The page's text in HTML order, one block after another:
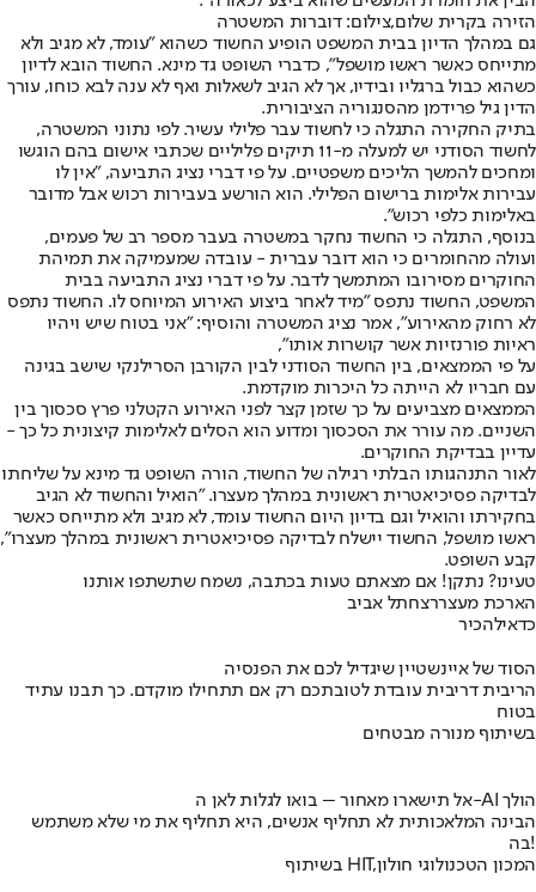
הזירה בקרית שלום,צילום: דוברות המשטרה
גם במהלך הדיון בבית המשפט הופיע החשוד כשהוא "עומד, לא מגיב ולא
מתייחס כאשר ראשו מושפל", כדברי השופט גד מינא. החשוד הובא לדיון
כשהוא כבול ברגליו ובידיו, אך לא הגיב לשאלות ואף לא ענה לבא כוחו, עורך
הדין גיל פרידמן מהסנגוריה הציבורית.
בתיק החקירה התגלה כי לחשוד עבר פלילי עשיר. לפי נתוני המשטרה,
לחשוד הסודני יש למעלה מ-11 תיקים פליליים שכתבי אישום בהם הוגשו
ומחכים להמשך הליכים משפטיים. על פי דברי נציג התביעה, "אין לו
עבירות אלימות ברישום הפלילי. הוא הורשע בעבירות רכוש אבל מדובר
באלימות כלפי רכוש".
בנוסף, התגלה כי החשוד נחקר במשטרה בעבר מספר רב של פעמים,
ועולה מהחומרים כי הוא דובר עברית - עובדה שמעמיקה את תמיהת
החוקרים מסירובו המתמשך לדבר. על פי דברי נציג התביעה בבית
המשפט, החשוד נתפס "מיד לאחר ביצוע האירוע המיוחס לו. החשוד נתפס
לא רחוק מהאירוע", אמר נציג המשטרה והוסיף: "אני בטוח שיש ויהיו
ראיות פורנזיות אשר קושרות אותו",
על פי הממצאים, בין החשוד הסודני לבין הקורבן הסרילנקי שישב בגינה
עם חבריו לא הייתה כל היכרות מוקדמת.
הממצאים מצביעים על כך שזמן קצר לפני האירוע הקטלני פרץ סכסוך בין
השניים. מה עורר את הסכסוך ומדוע הוא הסלים לאלימות קיצונית כל כך -
עדיין בבדיקת החוקרים.
לאור התנהגותו הבלתי רגילה של החשוד, הורה השופט גד מינא על שליחתו
לבדיקה פסיכיאטרית ראשונית במהלך מעצרו. "הואיל והחשוד לא הגיב
בחקירתו והואיל וגם בדיון היום החשוד עומד, לא מגיב ולא מתייחס כאשר
ראשו מושפל, החשוד יישלח לבדיקה פסיכיאטרית ראשונית במהלך מעצרו",
קבע השופט.
טעינו? נתקן! אם מצאתם טעות בכתבה, נשמח שתשתפו אותנו
הארכת מעצררצחתל אביב
כדאילהכיר
הסוד של איינשטיין שיגדיל לכם את הפנסיה
הריבית דריבית עובדת לטובתכם רק אם תתחילו מוקדם. כך תבנו עתיד
בטוח
בשיתוף מנורה מבטחים
אל תישארו מאחור – בואו לגלות לאן ה-AI הולך
הבינה המלאכותית לא תחליף אנשים, היא תחליף את מי שלא משתמש
בה!
בשיתוף HIT,המכון הטכנולוגי חולון